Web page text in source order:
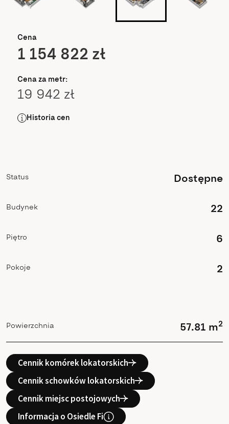
Cena
1 154 822 zł
Cena za metr:
19 942 zł
Historia cen
Status Dostępne
Budynek 22
Piętro 6
Pokoje 2
Powierzchnia 57.81 m2
Cennik komórek lokatorskich
Cennik schowków lokatorskich
Cennik miejsc postojowych
Informacja o Osiedle Fi